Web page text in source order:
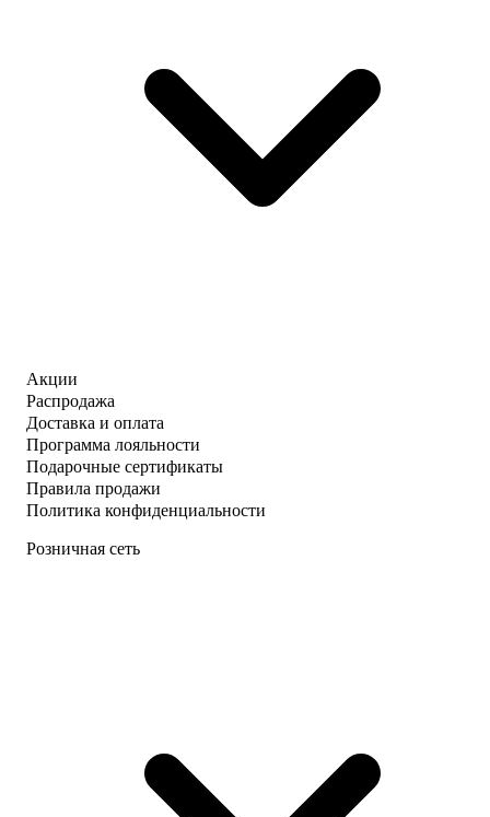
Акции
Распродажа
Доставка и оплата
Программа лояльности
Подарочные сертификаты
Правила продажи
Политика конфиденциальности
Розничная сеть